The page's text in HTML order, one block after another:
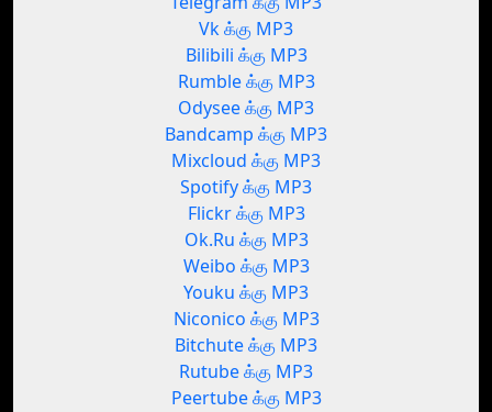
Vk க்கு MP3
Bilibili க்கு MP3
Rumble க்கு MP3
Odysee க்கு MP3
Bandcamp க்கு MP3
Mixcloud க்கு MP3
Spotify க்கு MP3
Flickr க்கு MP3
Ok.Ru க்கு MP3
Weibo க்கு MP3
Youku க்கு MP3
Niconico க்கு MP3
Bitchute க்கு MP3
Rutube க்கு MP3
Peertube க்கு MP3